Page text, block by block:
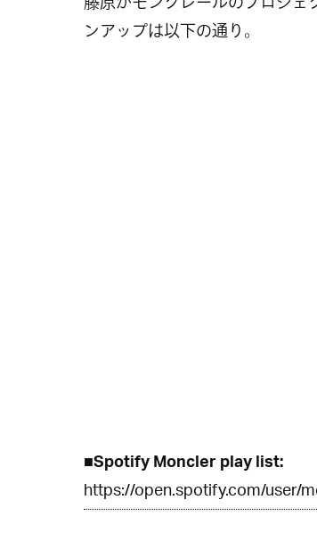
ンアップは以下の通り。
■Spotify Moncler play list:
https://open.spotify.com/user/